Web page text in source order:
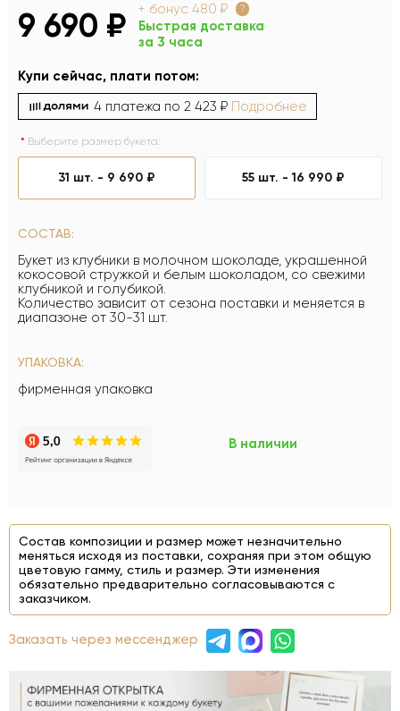
9 690 ₽ + бонус 480 ₽ ?
Быстрая доставка
за 3 часа
Купи сейчас, плати потом:
4 платежа по 2 423 ₽ Подробнее
Выберите размер букета:
31 шт. - 9 690 ₽ 55 шт. -16 990 ₽
СОСТАВ:
Букет из клубники в молочном шоколаде, украшенной
кокосовой стружкой и белым шоколадом, со свежими
клубникой и голубикой.
Количество зависит от сезона поставки и меняется в
диапазоне от 30-31 шт.
УПАКОВКА:
фирменная упаковка
В наличии
Состав композиции и размер может незначительно
меняться исходя из поставки, сохраняя при этом общую
цветовую гамму, стиль и размер. Эти изменения
обязательно предварительно согласовываются с
заказчиком.
Заказать через мессенджер